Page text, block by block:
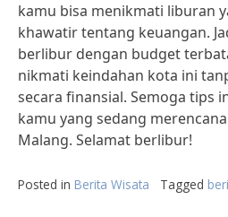
kamu bisa menikmati liburan
khawatir tentang keuangan.
berlibur dengan budget
nikmati keindahan kota ini
secara finansial. Semoga tips
kamu yang sedang
Malang. Selamat berlibur!
Posted in Berita Wisata Tagged